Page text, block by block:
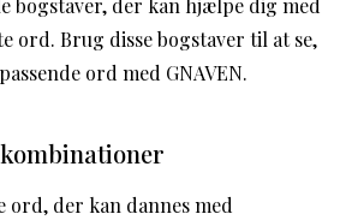
bogstaver, der kan hjælpe dig med
ord. Brug disse bogstaver til at se,
ord med GNAVEN.
ord, der kan dannes med